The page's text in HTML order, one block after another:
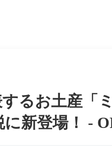
るお土産「
新登場！ -